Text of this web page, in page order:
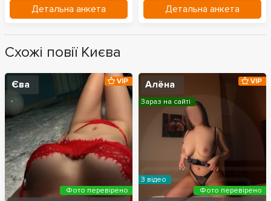
Детальна анкета Детальна анкета
Схожі повії Києва
Єва VIP
Фото перевірено
Алёна VIP
Зараз на сайті
З відео
Фото перевірено